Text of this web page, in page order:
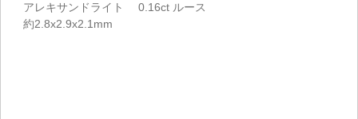
アレキサンドライト 0.16ct ルース
約2.8x2.9x2.1mm